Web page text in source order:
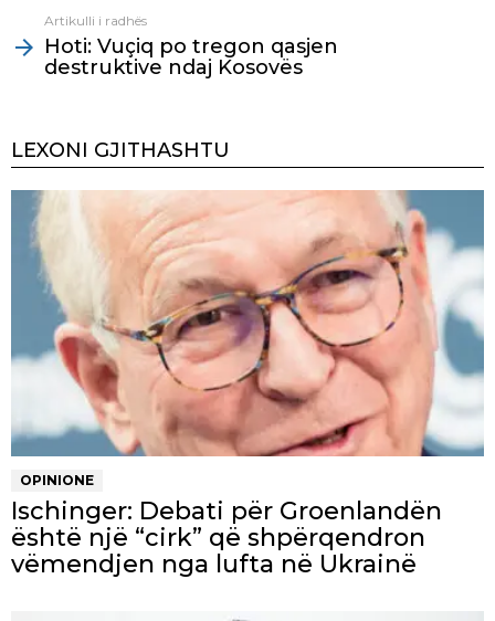
Artikulli i radhës
Hoti: Vuçiq po tregon qasjen
destruktive ndaj Kosovës
LEXONI GJITHASHTU
OPINIONE
Ischinger: Debati për Groenlandën
është një “cirk” që shpërqendron
vëmendjen nga lufta në Ukrainë